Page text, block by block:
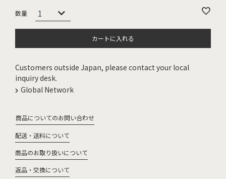
カートに入れる
Customers outside Japan, please contact your local
inquiry desk.
Global Network
商品についてのお問い合わせ
配送・送料について
商品のお取り扱いについて
返品・交換について